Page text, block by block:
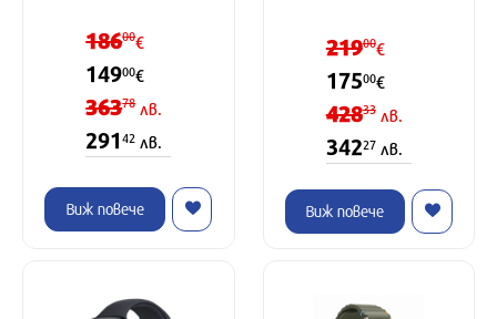
18600€
14900€
36378лв.
29142 лв.
Виж повече
21900€
17500€
42833лв.
34227лв.
Виж повече